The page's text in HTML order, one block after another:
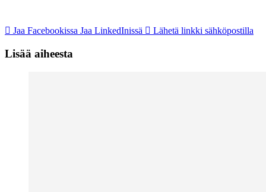
Jaa Facebookissa Jaa LinkedInissä Lähetä linkki sähköpostilla
Lisää aiheesta